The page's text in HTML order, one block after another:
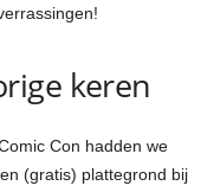
keren
Con hadden we
(gratis) plattegrond bij